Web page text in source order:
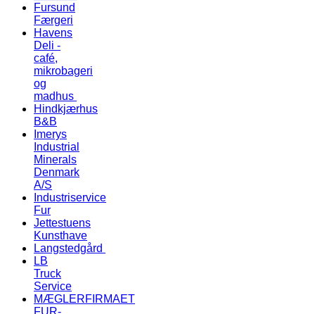
Fursund
Færgeri
Havens
Deli -
café,
mikrobageri
og
madhus
Hindkjærhus
B&B
Imerys
Industrial
Minerals
Denmark
A/S
Industriservice
Fur
Jettestuens
Kunsthave
Langstedgård
LB
Truck
Service
MÆGLERFIRMAET
FUR-